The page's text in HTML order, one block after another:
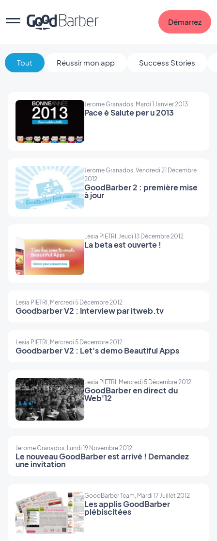
Démarrez
Tout Réussir mon app Success Stories
Jerome Granados, Mardi 1 Janvier 2013
Pace è Salute per u 2013
Jerome Granados, Vendredi 21 Décembre
2012
GoodBarber 2 : première mise
à jour
Lesia PIETRI, Jeudi 13 Décembre 2012
La beta est ouverte !
Lesia PIETRI, Mercredi 5 Décembre 2012
Goodbarber V2 : Interview par itweb.tv
Lesia PIETRI, Mercredi 5 Décembre 2012
Goodbarber V2 : Let's demo Beautiful Apps
Lesia PIETRI, Mercredi 5 Décembre 2012
GoodBarber en direct du
Web'12
Jerome Granados, Lundi 19 Novembre 2012
Le nouveau GoodBarber est arrivé ! Demandez
une invitation
GoodBarber Team, Mardi 17 Juillet 2012
Les applis GoodBarber
plébiscitées